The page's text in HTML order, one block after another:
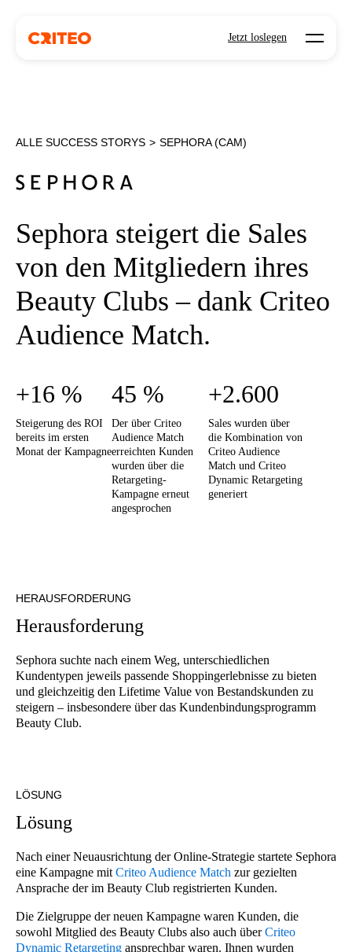
Jetzt loslegen Open
ALLE SUCCESS STORYS > SEPHORA (CAM)
Sephora steigert die Sales
von den Mitgliedern ihres
Beauty Clubs – dank Criteo
Audience Match.
+16 %
Steigerung des ROI
bereits im ersten
Monat der Kampagne
45 %
Der über Criteo
Audience Match
erreichten Kunden
wurden über die
Retargeting-
Kampagne erneut
angesprochen
+2.600
Sales wurden über
die Kombination von
Criteo Audience
Match und Criteo
Dynamic Retargeting
generiert
HERAUSFORDERUNG
Herausforderung
Sephora suchte nach einem Weg, unterschiedlichen
Kundentypen jeweils passende Shoppingerlebnisse zu bieten
und gleichzeitig den Lifetime Value von Bestandskunden zu
steigern – insbesondere über das Kundenbindungsprogramm
Beauty Club.
LÖSUNG
Lösung
Nach einer Neuausrichtung der Online-Strategie startete Sephora
eine Kampagne mit Criteo Audience Match zur gezielten
Ansprache der im Beauty Club registrierten Kunden.
Die Zielgruppe der neuen Kampagne waren Kunden, die
sowohl Mitglied des Beauty Clubs also auch überCriteo
Dynamic Retargeting ansprechbar waren. Ihnen wurden